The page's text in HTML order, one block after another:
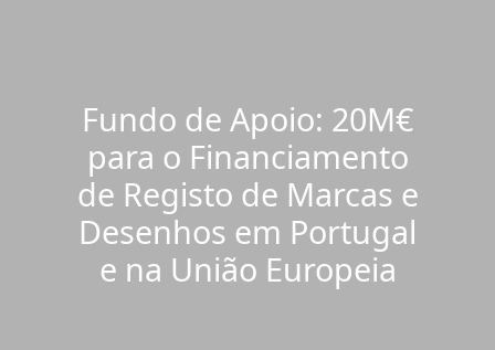
Fundo de Apoio: 20M€
para o Financiamento
de Registo de Marcas e
Desenhos em Portugal
e na União Europeia